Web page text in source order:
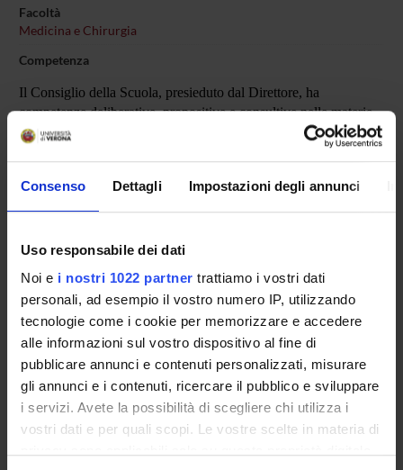
Consenso Dettagli Impostazioni degli annunci
Uso responsabile dei dati
Noi e i nostri 1022 partner trattiamo i vostri dati
personali, ad esempio il vostro numero IP, utilizzando
tecnologie come i cookie per memorizzare e accedere
alle informazioni sul vostro dispositivo al fine di
pubblicare annunci e contenuti personalizzati, misurare
gli annunci e i contenuti, ricercare il pubblico e sviluppare
i servizi. Avete la possibilità di scegliere chi utilizza i
vostri dati e per quali scopi. Le vostre scelte in materia di
Facoltà
Medicina e Chirurgia
Competenza
Il Consiglio della Scuola, presieduto dal Direttore, ha
competenze deliberative, propositive e consultive nelle materie
concernenti l'organizzazione e la gestione delle attività formative
docente e i piani didattici
Approva la collocazione dei Medici in Formazione in
strutture extra rete formativa
Il Consiglio è composto dal corpo docente della Scuola e da una
rappresentanza degli specializzandi pari al 10% degli iscritti alla
Scuola garantendo comunque almeno un rappresentante per
ogni anni di corso e non superando il massimo di 10
rappresentanti.